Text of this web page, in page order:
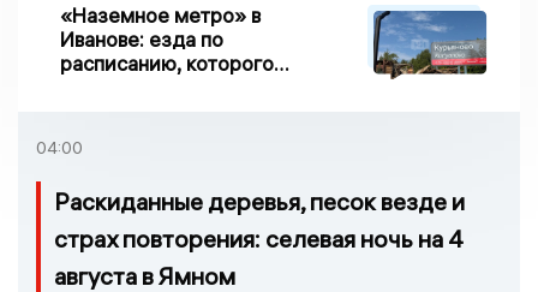
«Наземное метро» в
Иванове: езда по
расписанию, которого
04:00
Раскиданные деревья, песок везде и
страх повторения: селевая ночь на 4
августа в Ямном